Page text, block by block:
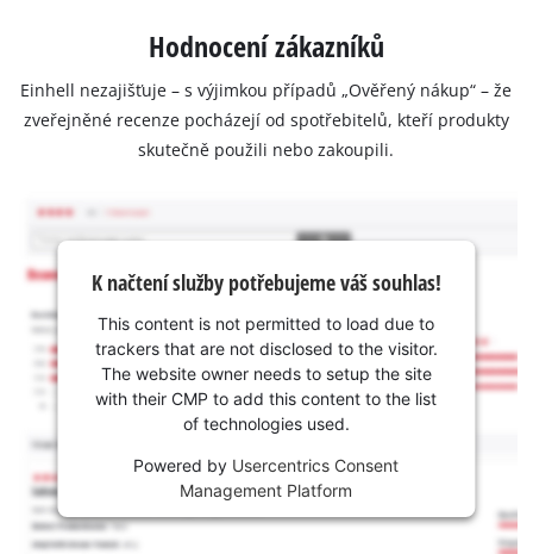
Hodnocení zákazníků
Einhell nezajišťuje – s výjimkou případů „Ověřený nákup“ – že
zveřejněné recenze pocházejí od spotřebitelů, kteří produkty
skutečně použili nebo zakoupili.
K načtení služby potřebujeme váš souhlas!
This content is not permitted to load due to
trackers that are not disclosed to the visitor.
The website owner needs to setup the site
with their CMP to add this content to the list
of technologies used.
Powered by Usercentrics Consent
Management Platform